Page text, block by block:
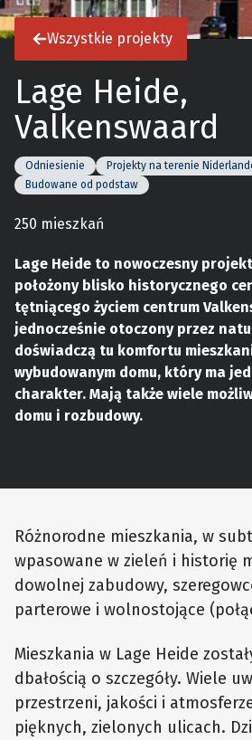
Wszystkie projekty
Lage Heide,
Valkenswaard
Odniesienie
Projekty na terenie
Budowane od podstaw
250 mieszkań
Lage Heide to nowoczesny
położony blisko historycznego
tętniącego życiem centrum
jednocześnie otoczony przez
doświadczą tu komfortu
wybudowanym domu, który ma
charakter. Mają także wiele
domu i rozbudowy.
Różnorodne mieszkania, w
wpasowane w zieleń i historię
dowolnej zabudowy,
parterowe i wolnostojące
Mieszkania w Lage Heide
dbałością o szczegóły. Wiele
przestrzeni, jakości i
pięknych, zielonych ulicach.